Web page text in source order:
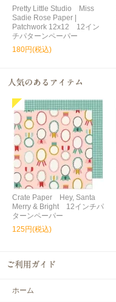
Pretty Little Studio Miss
Sadie Rose Paper |
Patchwork 12x12 12イン
チパターンペーパー
180円(税込)
Crate Paper Hey, Santa
Merry & Bright 12インチパ
ターンペーパー
125円(税込)
ホーム